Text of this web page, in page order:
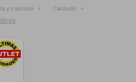
y calzado
Calzado